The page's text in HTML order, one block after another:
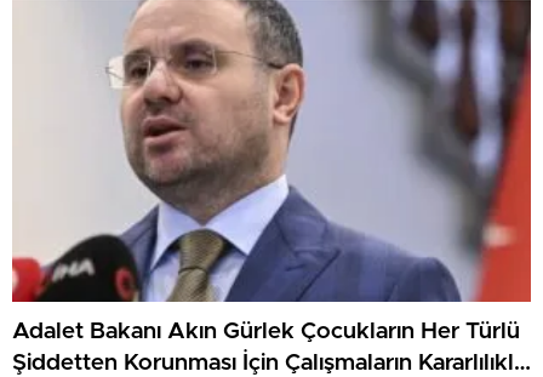
Adalet Bakanı Akın Gürlek Çocukların Her Türlü
Şiddetten Korunması İçin Çalışmaların Kararlılıkla